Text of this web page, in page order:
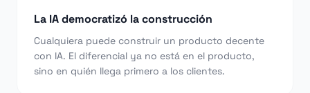
La IA democratizó la construcción
Cualquiera puede construir un producto decente
con IA. El diferencial ya no está en el producto,
sino en quién llega primero a los clientes.